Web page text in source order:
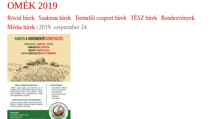
OMÉK 2019
Rövid hírek Szakmai hírek Termelői csoport hírek TÉSZ hírek Rendezvények
Média hírek | 2019. szeptember 24.